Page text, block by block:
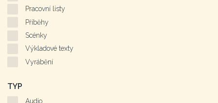
Pracovní listy
Příběhy
Scénky
Výkladové texty
Vyrábění
TYP
Audio